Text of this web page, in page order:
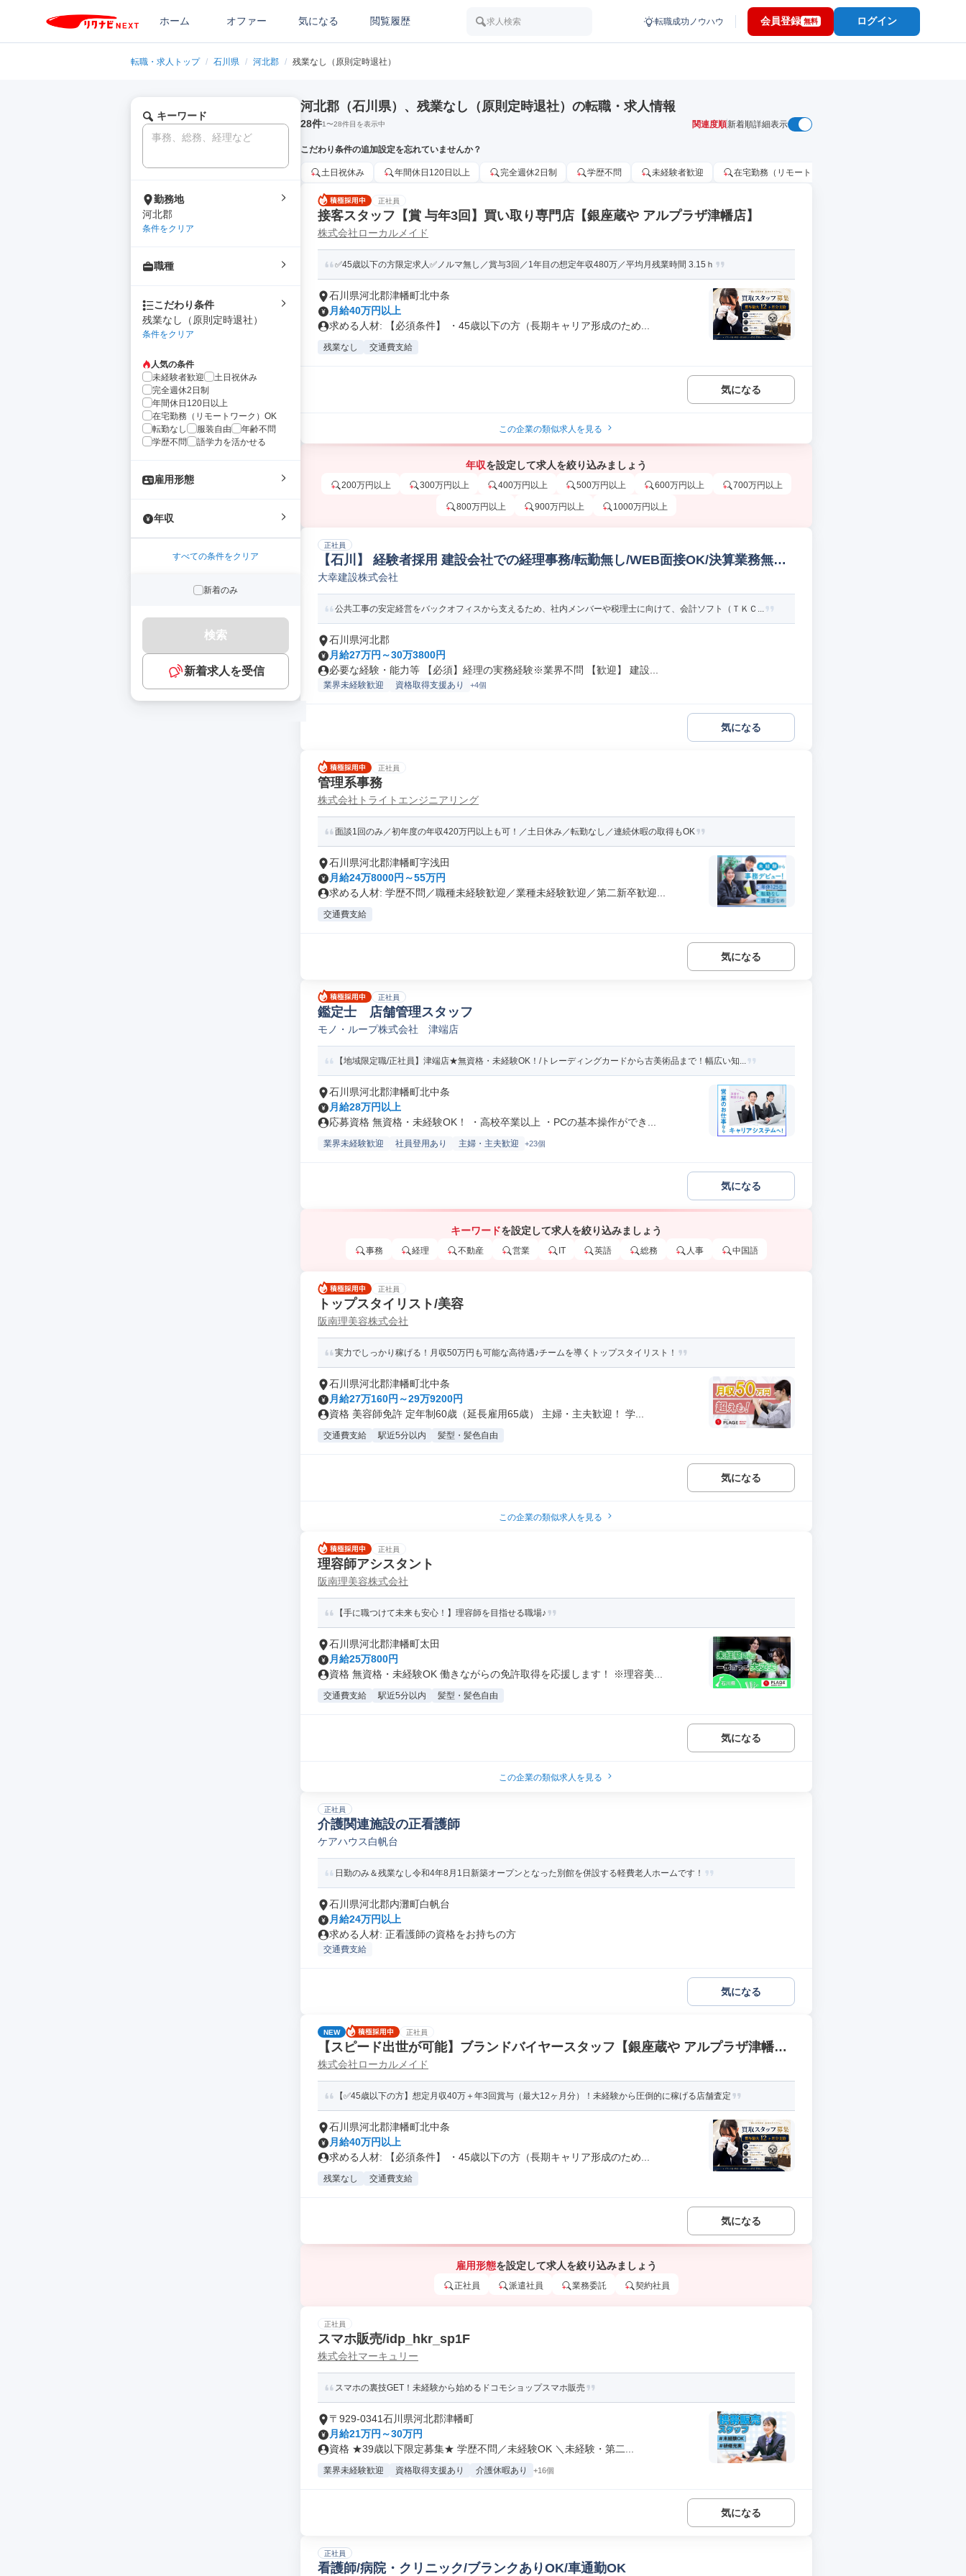
ホーム オファー 気になる 閲覧履歴 求人検索 転職成功ノウハウ 会員登録 無料 ログイン
転職・求人トップ / 石川県 / 河北郡 / 残業なし（原則定時退社）
キーワード
勤務地
河北郡
条件をクリア
職種
こだわり条件
残業なし（原則定時退社）
条件をクリア
人気の条件
未経験者歓迎
土日祝休み
完全週休2日制
年間休日120日以上
在宅勤務（リモートワーク）OK
転勤なし
服装自由
年齢不問
学歴不問
語学力を活かせる
雇用形態
年収
すべての条件をクリア
新着のみ
検索
新着求人を受信
河北郡（石川県）、残業なし（原則定時退社）の転職・求人情報
28件1〜28件目を表示中 関連度順新着順詳細表示
こだわり条件の追加設定を忘れていませんか？
土日祝休み 年間休日120日以上 完全週休2日制 学歴不問 未経験者歓迎 在宅勤務（リモートワーク）OK
正社員
接客スタッフ【賞 与年3回】買い取り専門店【銀座蔵や アルプラザ津幡店】
株式会社ローカルメイド
✅45歳以下の方限定求人✅ノルマ無し／賞与3回／1年目の想定年収480万／平均月残業時間 3.15ｈ
石川県河北郡津幡町北中条
月給40万円以上
求める人材: 【必須条件】 ・45歳以下の方（長期キャリア形成のため...
残業なし 交通費支給
気になる
この企業の類似求人を見る
年収を設定して求人を絞り込みましょう
200万円以上 300万円以上 400万円以上 500万円以上 600万円以上 700万円以上
800万円以上 900万円以上 1000万円以上
正社員
【石川】 経験者採用 建設会社での経理事務/転勤無し/WEB面接OK/決算業務無し
経理/財務事務
大幸建設株式会社
公共工事の安定経営をバックオフィスから支えるため、社内メンバーや税理士に向けて、会計ソフト（ＴＫＣ...
石川県河北郡
月給27万円～30万3800円
必要な経験・能力等 【必須】経理の実務経験※業界不問 【歓迎】 建設...
業界未経験歓迎 資格取得支援あり +4個
気になる
正社員
管理系事務
株式会社トライトエンジニアリング
面談1回のみ／初年度の年収420万円以上も可！／土日休み／転勤なし／連続休暇の取得もOK
石川県河北郡津幡町字浅田
月給24万8000円～55万円
求める人材: 学歴不問／職種未経験歓迎／業種未経験歓迎／第二新卒歓迎...
交通費支給
気になる
正社員
鑑定士 店舗管理スタッフ
モノ・ループ株式会社 津端店
【地域限定職/正社員】津端店★無資格・未経験OK！/トレーディングカードから古美術品まで！幅広い知...
石川県河北郡津幡町北中条
月給28万円以上
応募資格 無資格・未経験OK！ ・高校卒業以上 ・PCの基本操作ができ...
業界未経験歓迎 社員登用あり 主婦・主夫歓迎 +23個
気になる
キーワードを設定して求人を絞り込みましょう
事務 経理 不動産 営業 IT 英語 総務 人事 中国語
正社員
トップスタイリスト/美容
阪南理美容株式会社
実力でしっかり稼げる！月収50万円も可能な高待遇♪チームを導くトップスタイリスト！
石川県河北郡津幡町北中条
月給27万160円～29万9200円
資格 美容師免許 定年制60歳（延長雇用65歳） 主婦・主夫歓迎！ 学...
交通費支給 駅近5分以内 髪型・髪色自由
気になる
この企業の類似求人を見る
正社員
理容師アシスタント
阪南理美容株式会社
【手に職つけて未来も安心！】理容師を目指せる職場♪
石川県河北郡津幡町太田
月給25万800円
資格 無資格・未経験OK 働きながらの免許取得を応援します！ ※理容美...
交通費支給 駅近5分以内 髪型・髪色自由
気になる
この企業の類似求人を見る
正社員
介護関連施設の正看護師
ケアハウス白帆台
日勤のみ＆残業なし令和4年8月1日新築オープンとなった別館を併設する軽費老人ホームです！
石川県河北郡内灘町白帆台
月給24万円以上
求める人材: 正看護師の資格をお持ちの方
交通費支給
気になる
NEW 正社員
【スピード出世が可能】ブランドバイヤースタッフ【銀座蔵や アルプラザ津幡
店】
株式会社ローカルメイド
【✅45歳以下の方】想定月収40万＋年3回賞与（最大12ヶ月分）！未経験から圧倒的に稼げる店舗査定
石川県河北郡津幡町北中条
月給40万円以上
求める人材: 【必須条件】 ・45歳以下の方（長期キャリア形成のため...
残業なし 交通費支給
気になる
雇用形態を設定して求人を絞り込みましょう
正社員 派遣社員 業務委託 契約社員
正社員
スマホ販売/idp_hkr_sp1F
株式会社マーキュリー
スマホの裏技GET！未経験から始めるドコモショップスマホ販売
〒929-0341石川県河北郡津幡町
月給21万円～30万円
資格 ★39歳以下限定募集★ 学歴不問／未経験OK ＼未経験・第二...
業界未経験歓迎 資格取得支援あり 介護休暇あり +16個
気になる
正社員
看護師/病院・クリニック/ブランクありOK/車通勤OK